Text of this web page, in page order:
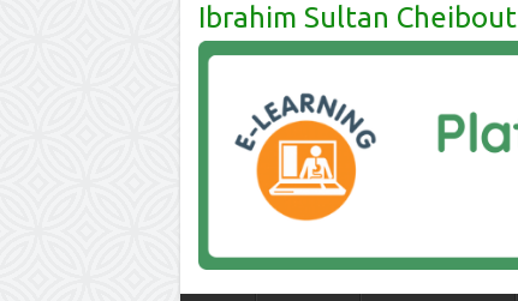
Ibrahim Sultan Cheibout